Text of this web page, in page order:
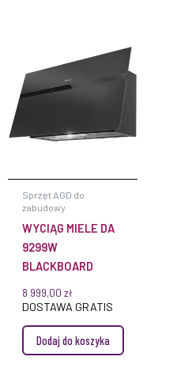
Sprzęt AGD do
zabudowy
WYCIĄG MIELE DA
9299W
BLACKBOARD
8 999,00 zł
DOSTAWA GRATIS
Dodaj do koszyka